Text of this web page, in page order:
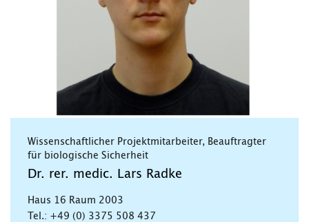
Wissenschaftlicher Projektmitarbeiter, Beauftragter
für biologische Sicherheit
Dr. rer. medic. Lars Radke
Haus 16 Raum 2003
Tel.: +49 (0) 3375 508 437